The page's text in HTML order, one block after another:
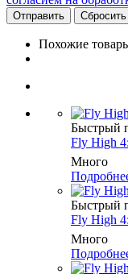
Сбросить
Похожие
Быстрый
Fly High
Много
Быстрый
Fly High
Много